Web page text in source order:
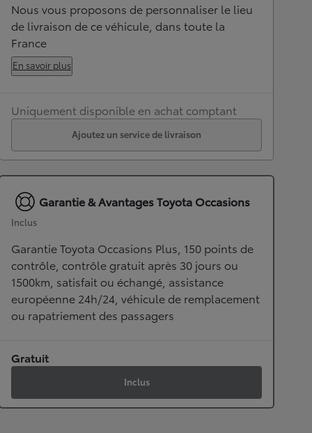
Nous vous proposons de personnaliser le lieu
de livraison de ce véhicule, dans toute la
France
En savoir plus
Uniquement disponible en achat comptant
Ajoutez un service de livraison
Garantie & Avantages Toyota Occasions
Inclus
Garantie Toyota Occasions Plus, 150 points de
contrôle, contrôle gratuit après 30 jours ou
1500km, satisfait ou échangé, assistance
européenne 24h/24, véhicule de remplacement
ou rapatriement des passagers
Gratuit
Inclus